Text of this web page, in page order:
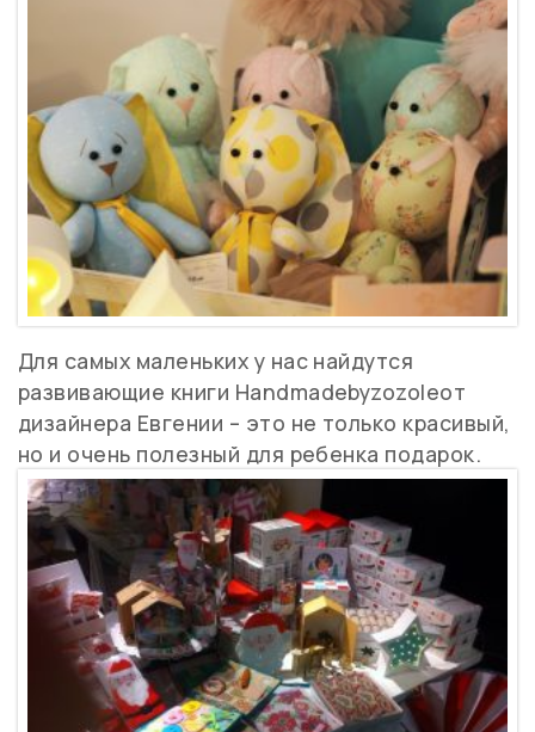
Для самых маленьких у нас найдутся
развивающие книги Handmadebyzozoleот
дизайнера Евгении – это не только красивый,
но и очень полезный для ребенка подарок.